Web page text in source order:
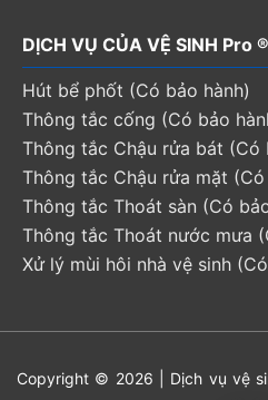
DỊCH VỤ CỦA VỆ SINH Pro ®
Hút bể phốt (Có bảo hành)
Thông tắc cống (Có bảo
Thông tắc Chậu rửa bát (Có
Thông tắc Chậu rửa mặt (Có
Thông tắc Thoát sàn (Có
Thông tắc Thoát nước mưa
Xử lý mùi hôi nhà vệ sinh
Copyright © 2026 | Dịch vụ vệ